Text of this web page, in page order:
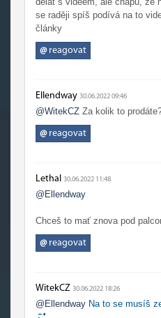
se raději spíš podívá na to
články
@reagovat
Ellendway 30.06.2022 09:46
@WitekCZ Za kolik to
@reagovat
Lethal 30.06.2022 11:48
@Ellendway
Chceš to mať znova pod
@reagovat
WitekCZ 30.06.2022 18:26
@Ellendway Na to se musíš